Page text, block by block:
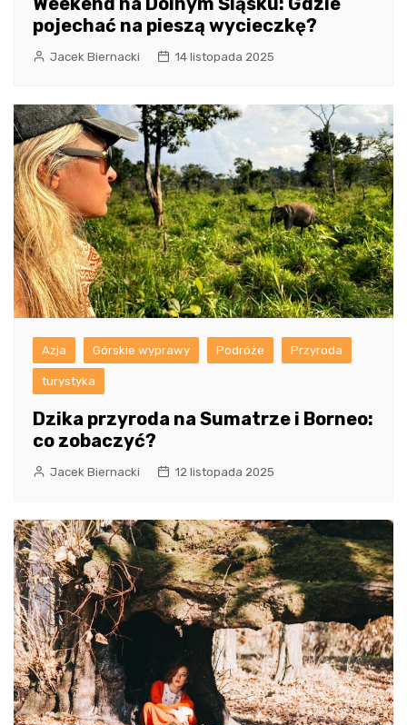
pojechać na pieszą wycieczkę?
Jacek Biernacki 14 listopada 2025
Azja Górskie wyprawy Podróże Przyroda
turystyka
Dzika przyroda na Sumatrze i Borneo:
co zobaczyć?
Jacek Biernacki 12 listopada 2025